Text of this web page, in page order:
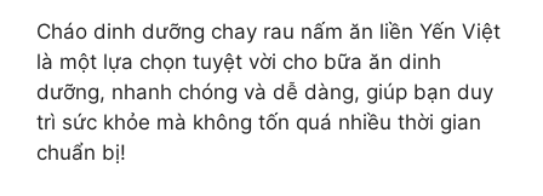
Cháo dinh dưỡng chay rau nấm ăn liền Yến Việt
là một lựa chọn tuyệt vời cho bữa ăn dinh
dưỡng, nhanh chóng và dễ dàng, giúp bạn duy
trì sức khỏe mà không tốn quá nhiều thời gian
chuẩn bị!